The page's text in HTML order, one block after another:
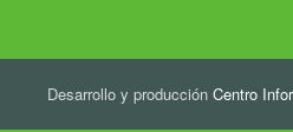
Desarrollo y producción Centro